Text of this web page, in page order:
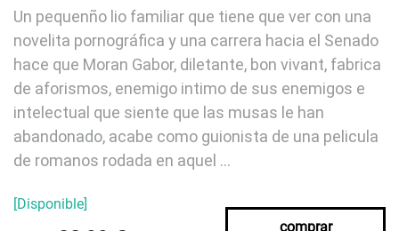
Un pequenño lio familiar que tiene que ver con una
novelita pornográfica y una carrera hacia el Senado
hace que Moran Gabor, diletante, bon vivant, fabrica
de aforismos, enemigo intimo de sus enemigos e
intelectual que siente que las musas le han
abandonado, acabe como guionista de una pelicula
de romanos rodada en aquel ...
[Disponible]
comprar